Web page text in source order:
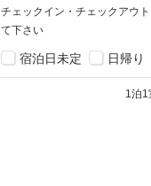
チェックイン・チェックアウ
て下さい
宿泊日未定 日帰り
1 泊1